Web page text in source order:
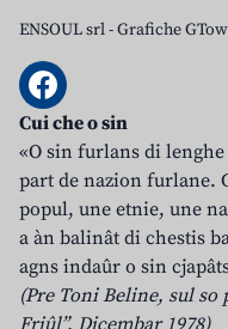
ENSOUL srl-Grafiche
Cui che o sin
«O sin furlans di
part de nazion furlane.
popul, une etnie, une
a àn balinât di chestis
agns indaûr o sin
(Pre Toni Beline, sul